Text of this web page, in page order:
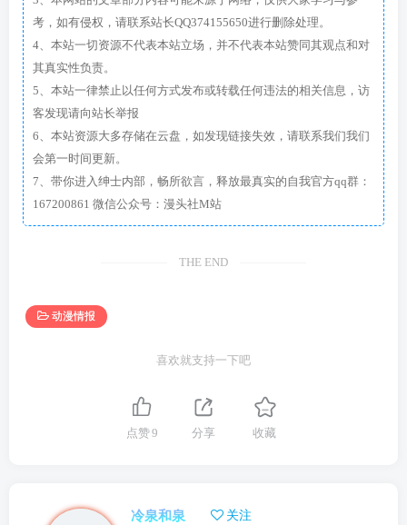
考，如有侵权，请联系站长QQ374155650进行删除处理。
4、本站一切资源不代表本站立场，并不代表本站赞同其观点和对
其真实性负责。
5、本站一律禁止以任何方式发布或转载任何违法的相关信息，访
客发现请向站长举报
6、本站资源大多存储在云盘，如发现链接失效，请联系我们我们
会第一时间更新。
7、带你进入绅士内部，畅所欲言，释放最真实的自我官方qq群：
167200861 微信公众号：漫头社M站
THE END
动漫情报
喜欢就支持一下吧
点赞9 分享 收藏
冷泉和泉 关注